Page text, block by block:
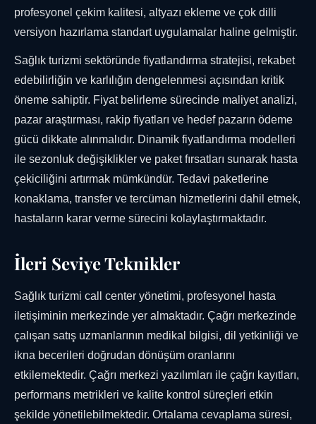
profesyonel çekim kalitesi, altyazı ekleme ve çok dilli
versiyon hazırlama standart uygulamalar haline gelmiştir.
Sağlık turizmi sektöründe fiyatlandırma stratejisi, rekabet
edebilirliğin ve karlılığın dengelenmesi açısından kritik
öneme sahiptir. Fiyat belirleme sürecinde maliyet analizi,
pazar araştırması, rakip fiyatları ve hedef pazarın ödeme
gücü dikkate alınmalıdır. Dinamik fiyatlandırma modelleri
ile sezonluk değişiklikler ve paket fırsatları sunarak hasta
çekiciliğini artırmak mümkündür. Tedavi paketlerine
konaklama, transfer ve tercüman hizmetlerini dahil etmek,
hastaların karar verme sürecini kolaylaştırmaktadır.
İleri Seviye Teknikler
Sağlık turizmi call center yönetimi, profesyonel hasta
iletişiminin merkezinde yer almaktadır. Çağrı merkezinde
çalışan satış uzmanlarının medikal bilgisi, dil yetkinliği ve
ikna becerileri doğrudan dönüşüm oranlarını
etkilemektedir. Çağrı merkezi yazılımları ile çağrı kayıtları,
performans metrikleri ve kalite kontrol süreçleri etkin
şekilde yönetilebilmektedir. Ortalama cevaplama süresi,